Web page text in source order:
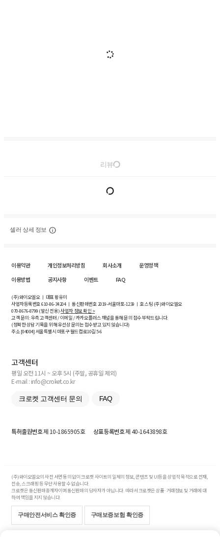
리뷰
셀러 상세 정보
이용약관 개인정보처리방침 회사소개
운영정책
이용방법
공지사항 이벤트 FAQ
(주)와이오엘오 ㅣ 대표 황유미
사업자등록번호610-86-34204ㅣ 통신판매번호 2019-서울마포-1239 ㅣ 호스팅 (주)와이오엘오
070-8676-8799 (발신 전용)사업자 정보 확인 >
고객 문의: 우측 고객센터 / 이메일 / 카카오플러스 채널을 통해 문의 접수 부탁드립니다.
(정확한 상담 기록을 위해 유선상 문의는 접수받고 있지 않습니다)
주소 [04004] 서울특별시 마포구 월드컵로10길5-6
고객센터
평일 오전 11시 ~ 오후 5시 (주말, 공휴일 제외)
E-mail : info@croket.co.kr
크로켓 고객센터 문의 FAQ
특허출원번호제 10-1865905호 상표등록번호제 40-1643898호
(주)와이오엘오의 사전 서면 동의 없이 크로켓 사이트의 일체의 정보, 콘텐츠 및 UI등을 상업적 목적으로 전재,
전송, 스크래핑 등 무단 사용할 수 없습니다.
크로켓은 통신판매중개자이며 통신판매의 당사자가 아닙니다. 따라서 크로켓은 상품·거래정보 및 거래에 대
하여 책임을 지지 않습니다.
구매안전서비스 확인증 구매보증보험 확인증